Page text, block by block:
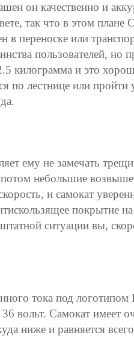
он качественно и
так что в этом плане
переноске или
пользователей, но
килограмма и это
по лестнице или
ему не замечать
небольшие
и самокат
покрытие
ситуации вы,
тока под логотипом
вольт. Самокат имеет
ниже и равняется